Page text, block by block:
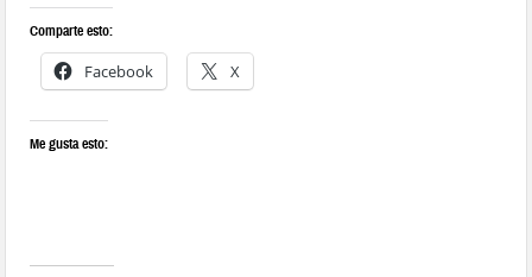
Comparte esto:
Facebook X
Me gusta esto: